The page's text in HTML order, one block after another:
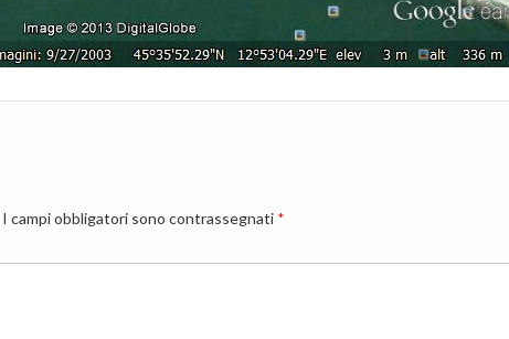
I campi obbligatori sono contrassegnati *